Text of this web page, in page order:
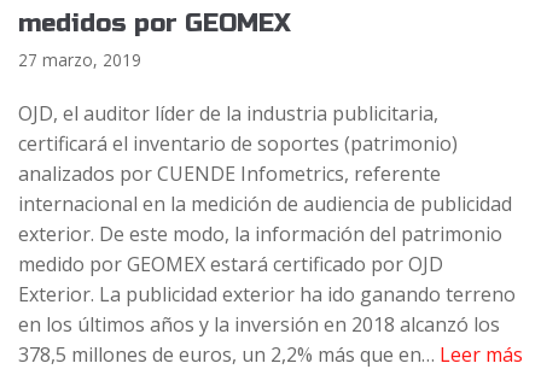
medidos por GEOMEX
27 marzo, 2019
OJD, el auditor líder de la industria publicitaria,
certificará el inventario de soportes (patrimonio)
analizados por CUENDE Infometrics, referente
internacional en la medición de audiencia de publicidad
exterior. De este modo, la información del patrimonio
medido por GEOMEX estará certificado por OJD
Exterior. La publicidad exterior ha ido ganando terreno
en los últimos años y la inversión en 2018 alcanzó los
378,5 millones de euros, un 2,2% más que en… Leer más